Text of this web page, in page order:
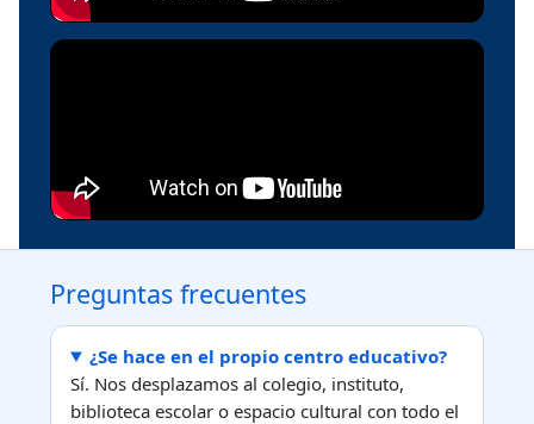
Preguntas frecuentes
¿Se hace en el propio centro educativo?
Sí. Nos desplazamos al colegio, instituto,
biblioteca escolar o espacio cultural con todo el